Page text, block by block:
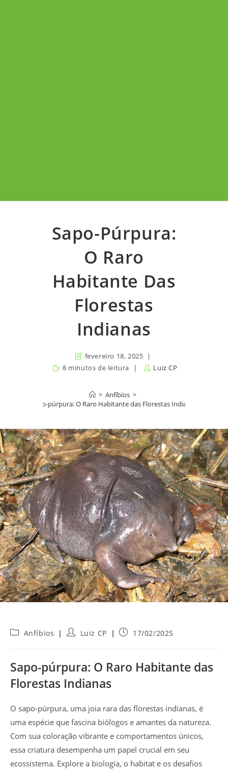
Sapo-Púrpura:
O Raro
Habitante Das
Florestas
Indianas
fevereiro 18, 2025
8 minutos de leitura
Luiz CP
> Anfíbios >
Sapo-púrpura: O Raro Habitante das Florestas Indianas
Categoria
Anfíbios
AutorLuiz CP
Post17/02/2025
Sapo-púrpura: O Raro Habitante das
Florestas Indianas
O sapo-púrpura, uma joia rara das florestas indianas, é
uma espécie que fascina biólogos e amantes da natureza.
Com sua coloração vibrante e comportamentos únicos,
essa criatura desempenha um papel crucial em seu
ecossistema. Explore a biologia, o habitat e os desafios